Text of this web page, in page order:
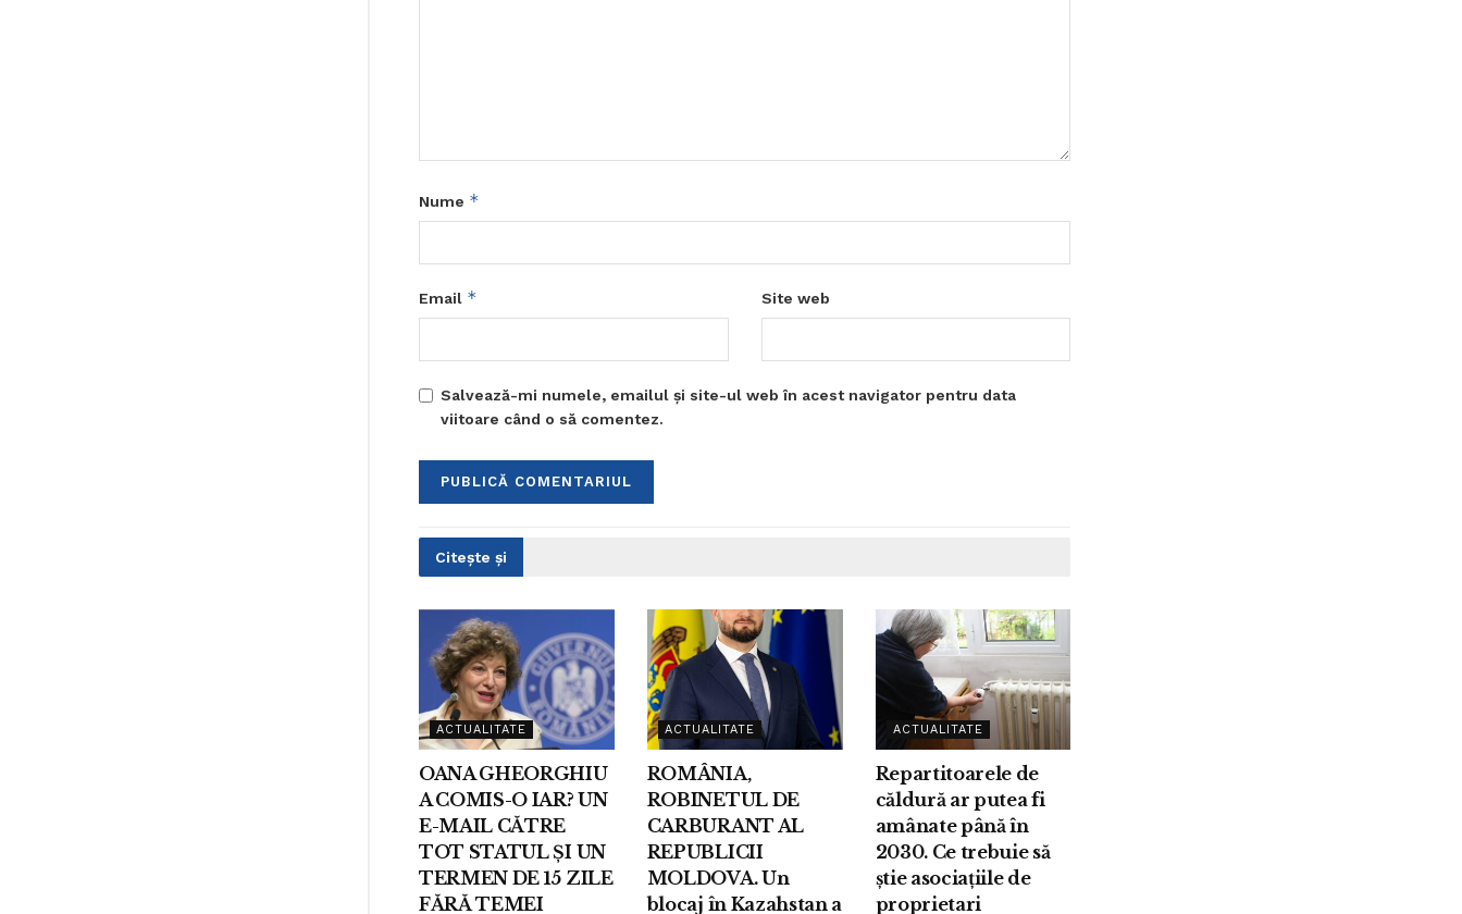
Nume *
Email * Site web
Salvează-mi numele, emailul și site-ul web în acest navigator pentru data
viitoare când o să comentez.
Citește și
ACTUALITATE
OANA GHEORGHIU
A COMIS-O IAR? UN
E-MAIL CĂTRE
TOT STATUL ȘI UN
TERMEN DE 15 ZILE
FĂRĂ TEMEI
ACTUALITATE
ROMÂNIA,
ROBINETUL DE
CARBURANT AL
REPUBLICII
MOLDOVA. Un
blocaj în Kazahstan a
ACTUALITATE
Repartitoarele de
căldură ar putea fi
amânate până în
2030. Ce trebuie să
știe asociațiile de
proprietari